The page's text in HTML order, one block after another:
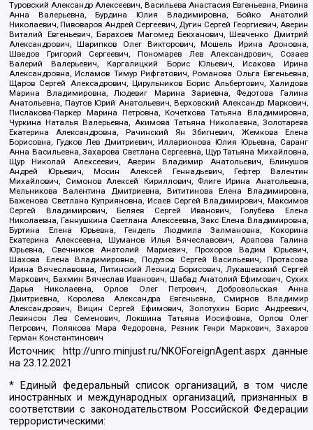
Туровский Александр Алексеевич, Васильева Анастасия Евгеньевна, Ривина
Анна Валерьевна, Бурдина Юлия Владимировна, Бойко Анатолий
Николаевич, Пивоваров Андрей Сергеевич, Дугин Сергей Георгиевич, Аверин
Виталий Евгеньевич, Барахоев Магомед Бекханович, Шевченко Дмитрий
Александрович, Шарипков Олег Викторович, Мошель Ирина Ароновна,
Шведов Григорий Сергеевич, Пономарев Лев Александрович, Созаев
Валерий Валерьевич, Каргалицкий Борис Юльевич, Исакова Ирина
Александровна, Исламов Тимур Рифгатович, Романова Ольга Евгеньевна,
Щаров Сергей Алексадрович, Цирульников Борис Альбертович, Халидова
Марина Владимировна, Людевиг Марина Зариевна, Федотова Галина
Анатольевна, Паутов Юрий Анатольевич, Верховский Александр Маркович,
Пислакова-Паркер Марина Петровна, Кочеткова Татьяна Владимировна,
Чуркина Наталья Валерьевна, Акимова Татьяна Николаевна, Золотарева
Екатерина Александровна, Рачинский Ян Збигневич, Жемкова Елена
Борисовна, Гудков Лев Дмитриевич, Илларионова Юлия Юрьевна, Саранг
Анна Васильевна, Захарова Светлана Сергеевна, Щур Татьяна Михайловна,
Щур Николай Алексеевич, Аверин Владимир Анатольевич, Блинушов
Андрей Юрьевич, Мосин Алексей Геннадьевич, Гефтер Валентин
Михайлович, Симонов Алексей Кириллович, Флиге Ирина Анатольевна,
Мельникова Валентина Дмитриевна, Вититинова Елена Владимировна,
Баженова Светлана Куприяновна, Исаев Сергей Владимирович, Максимов
Сергей Владимирович, Беляев Сергей Иванович, Голубева Елена
Николаевна, Ганнушкина Светлана Алексеевна, Закс Елена Владимировна,
Буртина Елена Юрьевна, Гендель Людмила Залмановна, Кокорина
Екатерина Алексеевна, Шуманов Илья Вячеславович, Арапова Галина
Юрьевна, Свечников Анатолий Мариевич, Прохоров Вадим Юрьевич,
Шахова Елена Владимировна, Подузов Сергей Васильевич, Протасова
Ирина Вячеславовна, Литинский Леонид Борисович, Лукашевский Сергей
Маркович, Бахмин Вячеслав Иванович, Шабад Анатолий Ефимович, Сухих
Дарья Николаевна, Орлов Олег Петрович, Добровольская Анна
Дмитриевна, Королева Александра Евгеньевна, Смирнов Владимир
Александрович, Вицин Сергей Ефимович, Золотухин Борис Андреевич,
Левинсон Лев Семенович, Локшина Татьяна Иосифовна, Орлов Олег
Петрович, Полякова Мара Федоровна, Резник Генри Маркович, Захаров
Герман Константинович
Источник: http://unro.minjust.ru/NKOForeignAgent.aspxданные
на23.12.2021
* Единый федеральный список организаций, в том числе
иностранных и международных организаций, признанных в
соответствии с законодательством Российской Федерации
террористическими: